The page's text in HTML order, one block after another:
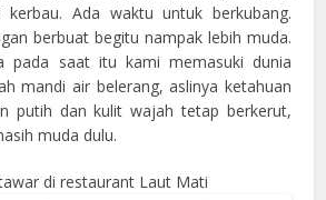
kerbau. Ada waktu untuk berkubang.
berbuat begitu nampak lebih muda.
pada saat itu kami memasuki dunia
mandi air belerang, aslinya ketahuan
putih dan kulit wajah tetap berkerut,
muda dulu.